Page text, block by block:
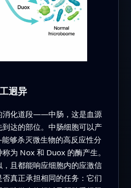
迥异
消化道段——中肠，这是血源
达的部位。中肠细胞可以产
够杀灭微生物的高反应性分
为 Nox 和 Duox 的酶产生。
且都能响应细胞内的应激信
真正承担相同的任务：它们